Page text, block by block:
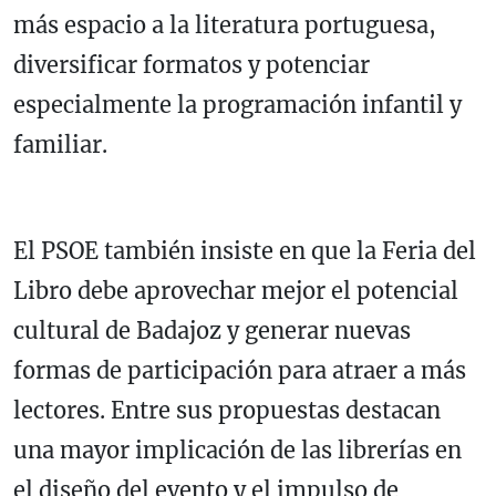
más espacio a la literatura portuguesa,
diversificar formatos y potenciar
especialmente la programación infantil y
familiar.
El PSOE también insiste en que la Feria del
Libro debe aprovechar mejor el potencial
cultural de Badajoz y generar nuevas
formas de participación para atraer a más
lectores. Entre sus propuestas destacan
una mayor implicación de las librerías en
el diseño del evento y el impulso de